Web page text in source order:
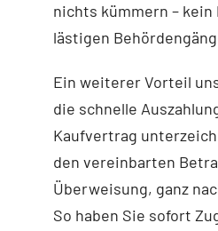
nichts kümmern –
lästigen
Ein weiterer Vorteil
die schnelle
Kaufvertrag
den vereinbarten
Überweisung, ganz
So haben Sie sofort